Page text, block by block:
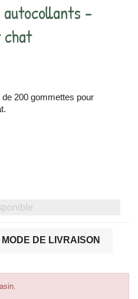
-
200 gommettes pour
DE LIVRAISON